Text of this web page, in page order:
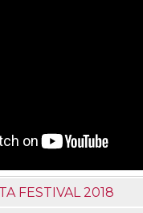
FESTIVAL 2018